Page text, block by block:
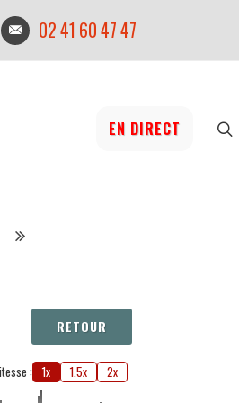
02 41 60 47 47
EN DIRECT
RETOUR
: 1x 1.5x 2x